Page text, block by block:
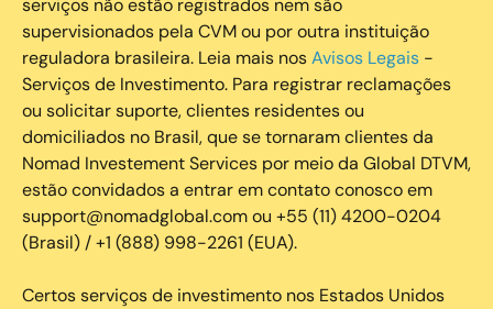
serviços não estão registrados nem são
supervisionados pela CVM ou por outra instituição
reguladora brasileira. Leia mais nosAvisos Legais -
Serviços de Investimento. Para registrar reclamações
ou solicitar suporte, clientes residentes ou
domiciliados no Brasil, que se tornaram clientes da
Nomad Investement Services por meio da Global DTVM,
estão convidados a entrar em contato conosco em
support@nomadglobal.com ou +55 (11) 4200-0204
(Brasil) / +1 (888) 998-2261 (EUA).
Certos serviços de investimento nos Estados Unidos